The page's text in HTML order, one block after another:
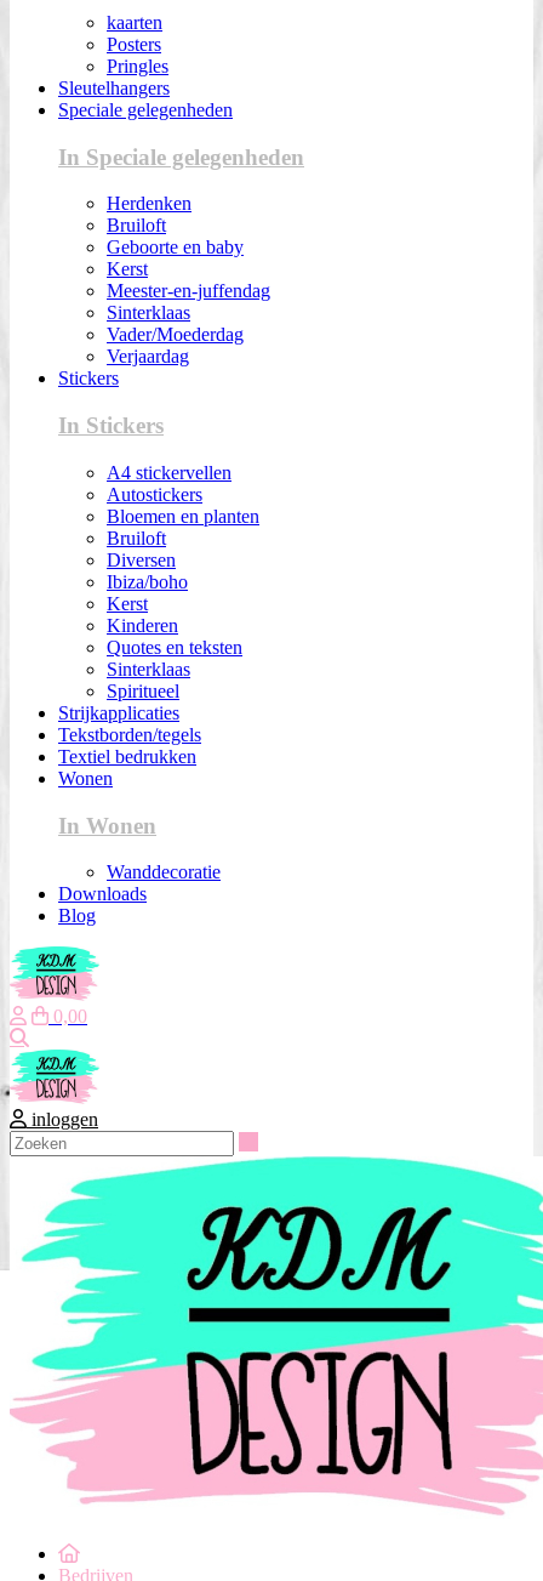
kaarten
Posters
Pringles
Sleutelhangers
Speciale gelegenheden
In Speciale gelegenheden
Herdenken
Bruiloft
Geboorte en baby
Kerst
Meester-en-juffendag
Sinterklaas
Vader/Moederdag
Verjaardag
Stickers
In Stickers
A4 stickervellen
Autostickers
Bloemen en planten
Bruiloft
Diversen
Ibiza/boho
Kerst
Kinderen
Quotes en teksten
Sinterklaas
Spiritueel
Strijkapplicaties
Tekstborden/tegels
Textiel bedrukken
Wonen
In Wonen
Wanddecoratie
Downloads
Blog
0,00
inloggen
Bedrijven